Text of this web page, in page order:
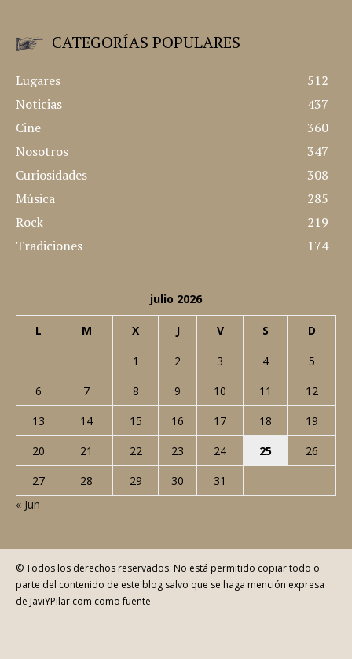
CATEGORÍAS POPULARES
Lugares
512
Noticias
437
Cine
360
Nosotros
347
Curiosidades
308
Música
285
Rock
219
Tradiciones
174
julio 2026
L M X J V S D
1 2 3 4
5
6
7 8 9 10 11
12
13
14 15 16 17 18
19
20
21 22 23 24 25
26
27
28 29 30
31
« Jun
© Todos los derechos reservados. No está permitido copiar todo o
parte del contenido de este blog salvo que se haga mención expresa
de JaviYPilar.com como fuente